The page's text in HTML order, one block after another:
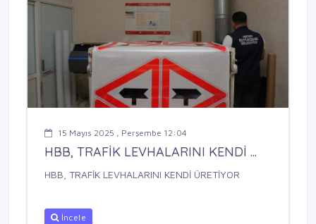
15 Mayıs 2025 , Perşembe 12:04
HBB, TRAFİK LEVHALARINI KENDİ ...
HBB, TRAFİK LEVHALARINI KENDİ ÜRETİYOR
İncele